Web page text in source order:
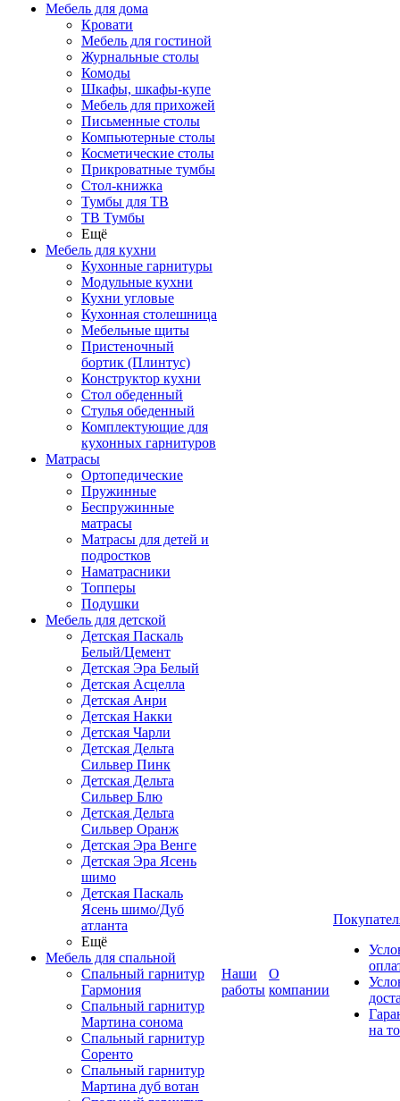
Мебель для дома
Кровати
Мебель для гостиной
Журнальные столы
Комоды
Шкафы, шкафы-купе
Мебель для прихожей
Письменные столы
Компьютерные столы
Косметические столы
Прикроватные тумбы
Стол-книжка
Тумбы для ТВ
ТВ Тумбы
Ещё
Мебель для кухни
Кухонные гарнитуры
Модульные кухни
Кухни угловые
Кухонная столешница
Мебельные щиты
Пристеночный
бортик (Плинтус)
Конструктор кухни
Стол обеденный
Стулья обеденный
Комплектующие для
кухонных гарнитуров
Матраcы
Ортопедические
Пружинные
Беспружинные
матрасы
Матрасы для детей и
подростков
Наматрасники
Топперы
Подушки
Мебель для детской
Детская Паскаль
Белый/Цемент
Детская Эра Белый
Детская Асцелла
Детская Анри
Детская Накки
Детская Чарли
Детская Дельта
Сильвер Пинк
Детская Дельта
Сильвер Блю
Детская Дельта
Сильвер Оранж
Детская Эра Венге
Детская Эра Ясень
шимо
Детская Паскаль
Ясень шимо/Дуб
атланта
Ещё
Мебель для спальной
Спальный гарнитур
Гармония
Спальный гарнитур
Мартина сонома
Спальный гарнитур
Соренто
Спальный гарнитур
Мартина дуб вотан
Наши
работы
О
компании
на